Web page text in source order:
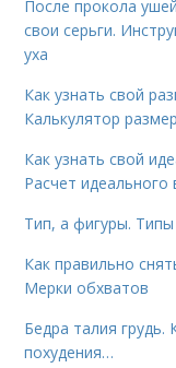
После прокола
свои серьги.
уха
Как узнать свой
Калькулятор
Как узнать свой
Расчет
Тип, а фигуры.
Как правильно
Мерки обхватов
Бедра талия
похудения…